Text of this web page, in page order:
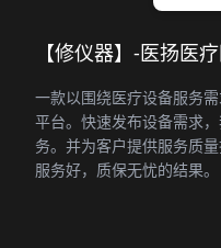
【修仪器】-医扬医
一款以围绕医疗设备服务
平台。快速发布设备需求
务。并为客户提供服务质
服务好，质保无忧的结果。